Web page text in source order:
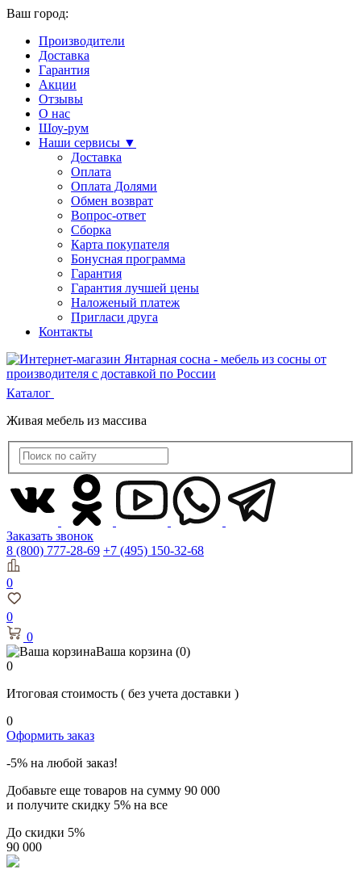
Ваш город:
Производители
Доставка
Гарантия
Акции
Отзывы
О нас
Шоу-рум
Наши сервисы ▼
Доставка
Оплата
Оплата Долями
Обмен возврат
Вопрос-ответ
Сборка
Карта покупателя
Бонусная программа
Гарантия
Гарантия лучшей цены
Наложеный платеж
Пригласи друга
Контакты
Каталог
Живая мебель из массива
Заказать звонок
8 (800) 777-28-69 +7 (495) 150-32-68
0
0
0
Ваша корзина (0)
0
Итоговая стоимость ( без учета доставки )
0
Оформить заказ
-5% на любой заказ!
Добавьте еще товаров на сумму 90 000
и получите скидку 5% на все
До скидки 5%
90 000